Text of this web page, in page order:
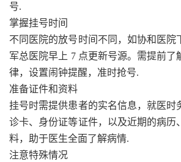
号.
掌握挂号时间
不同医院的放号时间不同，如协和医院
军总医院早上 7 点更新号源。需提前了
律，设置闹钟提醒，准时抢号.
准备证件和资料
挂号时需提供患者的实名信息，就医时
诊卡、身份证等证件，以及近期的病历
料，助于医生全面了解病情.
注意特殊情况